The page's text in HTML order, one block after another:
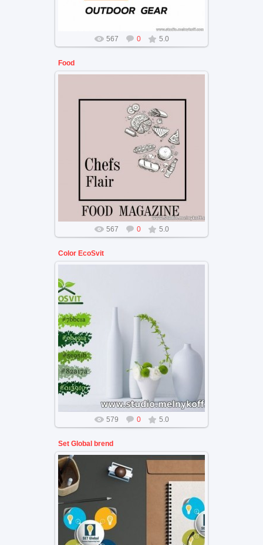
567 0 5.0
Food
брендинг продуктового магазина
567 0 5.0
Color EcoSvit
Брендинг и цветовой колер
компании EcoSvit
579 0 5.0
Set Global brend
брендинг енергетической
компании на офисых атрибутах